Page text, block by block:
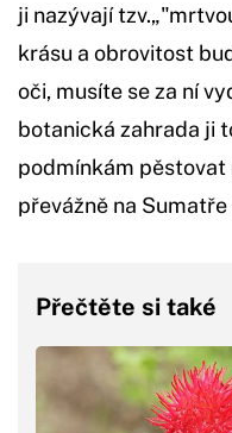
ji nazývají
krásu a obrovitost
oči, musíte se za ní
botanická zahrada ji
podmínkám
převážně na Sumatře
Přečtěte si také